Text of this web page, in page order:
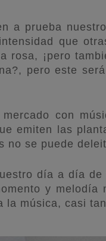
a prueba
que
rosa, ¡pero
pero este
con
emiten las
no se puede
día a día
y
la música, casi